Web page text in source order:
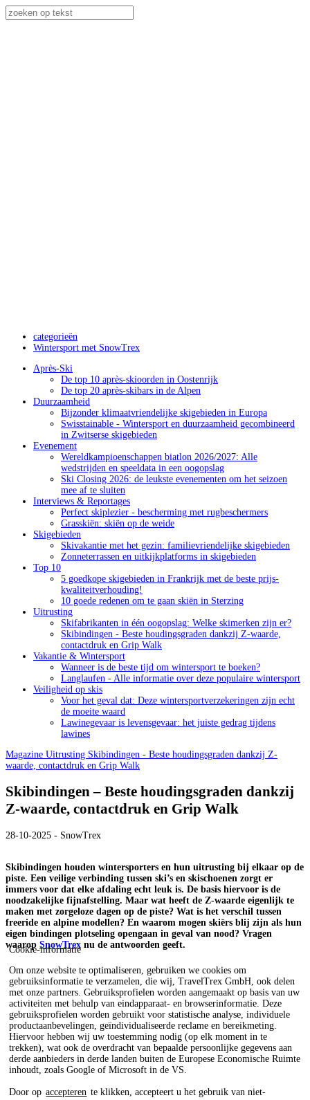
Cookie-informatie
Om onze website te optimaliseren, gebruiken we cookies om
gebruiksinformatie te verzamelen, die wij, TravelTrex GmbH, ook delen
met onze partners. Gebruiksprofielen worden aangemaakt op basis van uw
activiteiten met behulp van eindapparaat- en browserinformatie. Deze
gebruiksprofielen worden gebruikt voor statistische analyse, individuele
productaanbevelingen, geïndividualiseerde reclame en bereikmeting.
Hiervoor hebben wij uw toestemming nodig (op elk moment in te
trekken), wat ook de overdracht van bepaalde persoonlijke gegevens aan
derde aanbieders in derde landen buiten de Europese Economische Ruimte
inhoudt, zoals Google of Microsoft in de VS.
Door op accepteren te klikken, accepteert u het gebruik van niet-
categorieën
Wintersport met SnowTrex
Après-Ski
De top 10 après-skioorden in Oostenrijk
De top 20 après-skibars in de Alpen
Duurzaamheid
Bijzonder klimaatvriendelijke skigebieden in Europa
Swisstainable - Wintersport en duurzaamheid gecombineerd
in Zwitserse skigebieden
Evenement
Wereldkampioenschappen biatlon 2026/2027: Alle
wedstrijden en speeldata in een oogopslag
Ski Closing 2026: de leukste evenementen om het seizoen
mee af te sluiten
Interviews & Reportages
Perfect skiplezier - bescherming met rugbeschermers
Grasskiën: skiën op de weide
Skigebieden
Skivakantie met het gezin: familievriendelijke skigebieden
Zonneterrassen en uitkijkplatforms in skigebieden
Top 10
5 goedkope skigebieden in Frankrijk met de beste prijs-
kwaliteitverhouding!
10 goede redenen om te gaan skiën in Sterzing
Uitrusting
Skifabrikanten in één oogopslag: Welke skimerken zijn er?
Skibindingen - Beste houdingsgraden dankzij Z-waarde,
contactdruk en Grip Walk
Vakantie & Wintersport
Wanneer is de beste tijd om wintersport te boeken?
Langlaufen - Alle informatie over deze populaire wintersport
Veiligheid op skis
Voor het geval dat: Deze wintersportverzekeringen zijn echt
de moeite waard
Lawinegevaar is levensgevaar: het juiste gedrag tijdens
lawines
Magazine Uitrusting Skibindingen - Beste houdingsgraden dankzij Z-
waarde, contactdruk en Grip Walk
Skibindingen – Beste houdingsgraden dankzij
Z-waarde, contactdruk en Grip Walk
28-10-2025 - SnowTrex
Skibindingen houden wintersporters en hun uitrusting bij elkaar op de
piste. Een veilige verbinding tussen ski’s en skischoenen zorgt er
immers voor dat elke afdaling echt leuk is. De basis hiervoor is de
noodzakelijke fijnafstelling. Maar wat heeft de Z-waarde eigenlijk te
maken met zorgeloze dagen op de piste? Wat is het verschil tussen
freeride en alpine modellen? En waarom mogen skiërs blij zijn als hun
eigen bindingen plotseling opengaan in geval van nood? Vragen
waarop SnowTrex nu de antwoorden geeft.